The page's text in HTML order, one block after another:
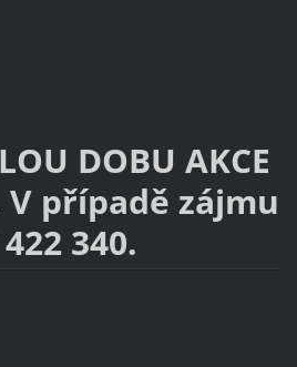
DOBU AKCE
V případě zájmu
340.